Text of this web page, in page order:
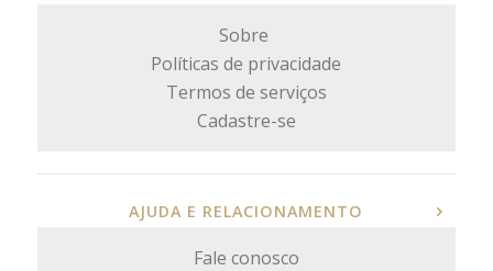
Sobre
Políticas de privacidade
Termos de serviços
Cadastre-se
AJUDA E RELACIONAMENTO
Fale conosco